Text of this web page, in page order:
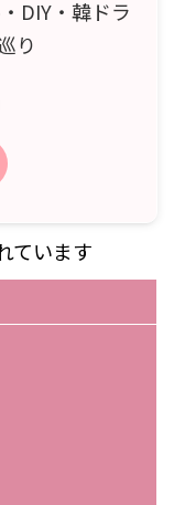
DIY・韓ドラ
り
ています